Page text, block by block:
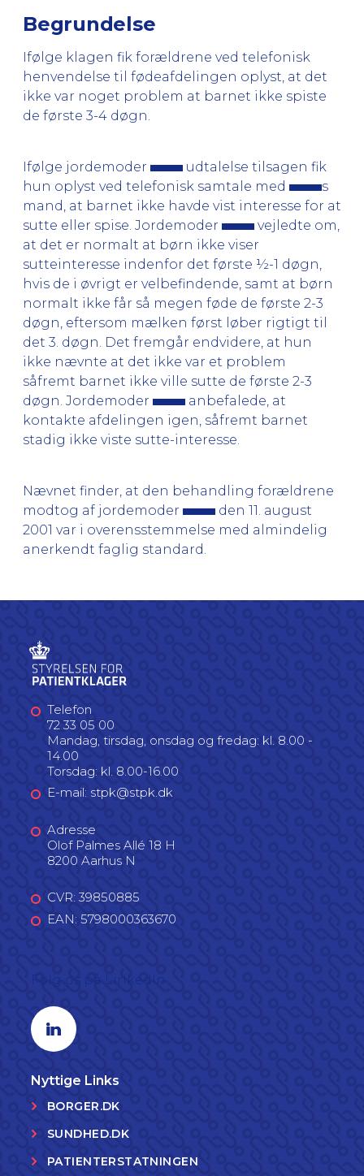
Begrundelse
Ifølge klagen fik forældrene ved telefonisk
henvendelse til fødeafdelingen oplyst, at det
ikke var noget problem at barnet ikke spiste
de første 3-4 døgn.
Ifølge jordemoder
udtalelse tilsagen fik
hun oplyst ved telefonisk samtale med
s
mand, at barnet ikke havde vist interesse for at
sutte eller spise. Jordemoder
vejledte om,
at det er normalt at børn ikke viser
sutteinteresse indenfor det første ½-1 døgn,
hvis de i øvrigt er velbefindende, samt at børn
normalt ikke får så megen føde de første 2-3
døgn, eftersom mælken først løber rigtigt til
det 3. døgn. Det fremgår endvidere, at hun
ikke nævnte at det ikke var et problem
såfremt barnet ikke ville sutte de første 2-3
døgn. Jordemoder
anbefalede, at
kontakte afdelingen igen, såfremt barnet
stadig ikke viste sutte-interesse.
Nævnet finder, at den behandling forældrene
modtog af jordemoder
den 11. august
2001 var i overensstemmelse med almindelig
anerkendt faglig standard.
Telefon
72 33 05 00
Mandag, tirsdag, onsdag og fredag: kl. 8.00 -
14.00
Torsdag: kl. 8.00-16.00
E-mail: stpk@stpk.dk
Adresse
Olof Palmes Allé 18 H
8200 Aarhus N
CVR: 39850885
EAN: 5798000363670
Linkedin profil
Nyttige Links
BORGER.DK
SUNDHED.DK
PATIENTERSTATNINGEN